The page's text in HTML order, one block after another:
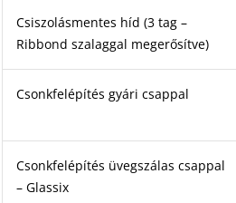
Csiszolásmentes híd (3 tag –
Ribbond szalaggal megerősítve)
Csonkfelépítés gyári csappal
Csonkfelépítés üvegszálas csappal
– Glassix